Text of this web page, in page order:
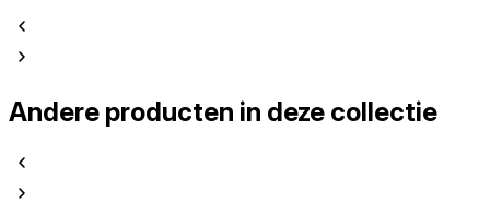
Andere producten in deze collectie